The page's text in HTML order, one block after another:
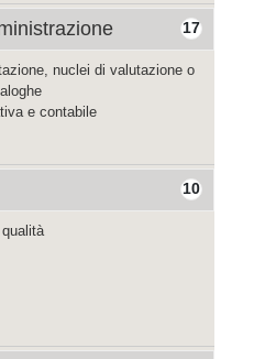
17
nuclei di valutazione o
e contabile
10